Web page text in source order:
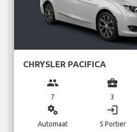
CHRYSLER PACIFICA
group
7
business_center
3
miscellaneous_services
Automaat
login
5 Portier